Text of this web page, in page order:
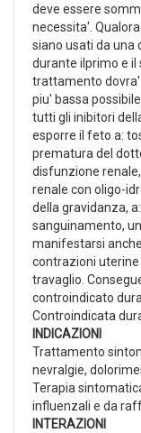
deve essere
necessita'.
siano usati da una
durante ilprimo e il
trattamento dovra'
piu' bassa
tutti gli inibitori
esporre il feto a:
prematura del
disfunzione
renale con oligo-
della gravidanza,
sanguinamento,
manifestarsi
contrazioni
travaglio.
controindicato
Controindicata
INDICAZIONI
Trattamento
nevralgie,
Terapia
influenzali e da
INTERAZIONI